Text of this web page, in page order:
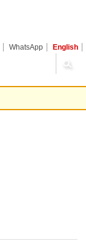
WhatsApp English